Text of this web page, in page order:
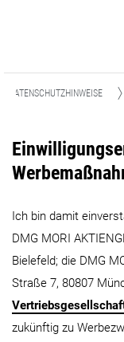
DATENSCHUTZHINWEISE
Ich bin damit
DMG MORI
Bielefeld; die DMG
Straße 7, 80807
zukünftig zu